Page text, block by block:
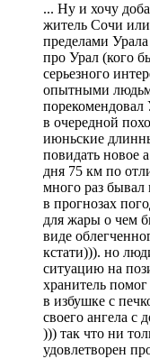
... Ну и хочу
житель Сочи или
пределами
про Урал (кого
серьезного
опытными
порекомендовал
в очередной
июньские
повидать новое
дня 75 км по
много раз бывал
в прогнозах
для жары о чем
виде
кстати))). но
ситуацию на
хранитель
в избушке с
своего ангела с
))) так что ни
удовлетворен